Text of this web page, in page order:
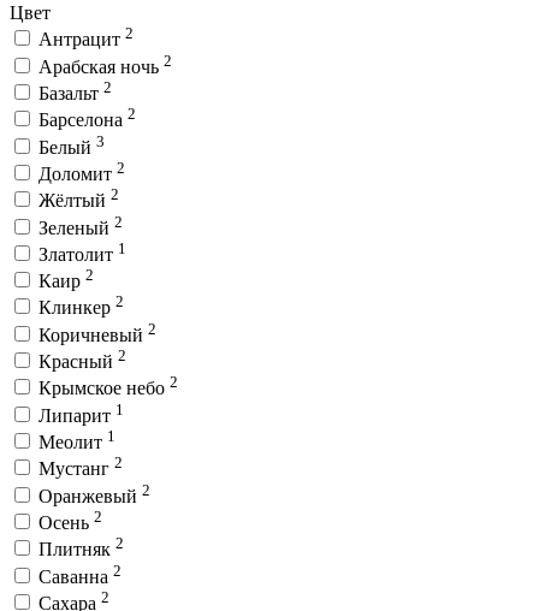
Цвет
Антрацит 2
Арабская ночь 2
Базальт 2
Барселона 2
Белый 3
Доломит 2
Жёлтый 2
Зеленый 2
Златолит 1
Каир 2
Клинкер 2
Коричневый 2
Красный 2
Крымское небо 2
Липарит 1
Меолит 1
Мустанг 2
Оранжевый 2
Осень 2
Плитняк 2
Саванна 2
Сахара 2